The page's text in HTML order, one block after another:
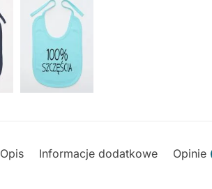
Opis Informacje dodatkowe Opinie